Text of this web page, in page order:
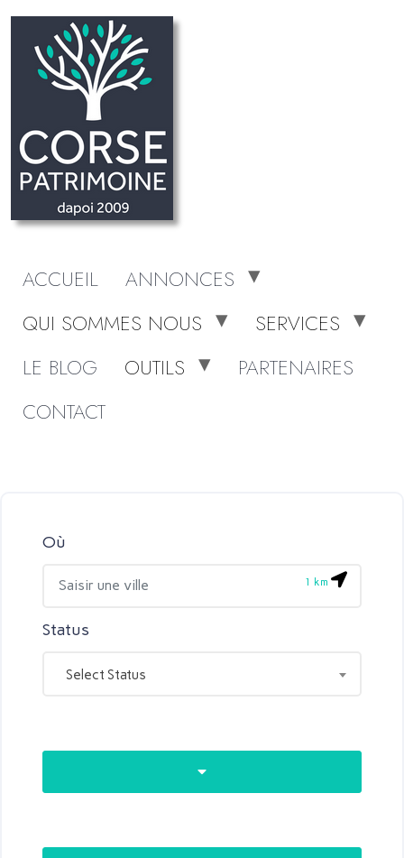
ACCUEIL
ANNONCES
QUI SOMMES NOUS
SERVICES
LE BLOG
OUTILS
PARTENAIRES
CONTACT
Où
1 km
Status
Select Status